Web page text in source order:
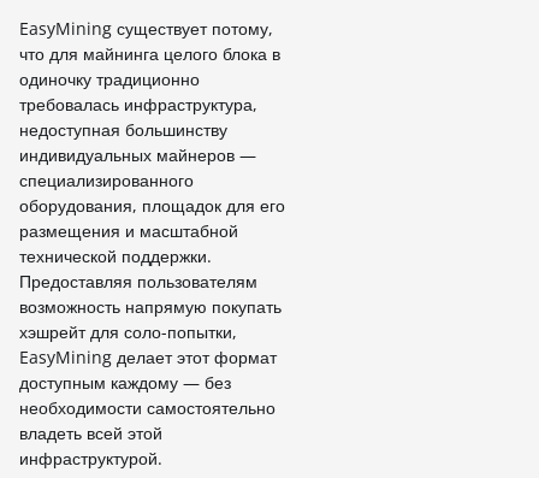
EasyMining существует потому,
что для майнинга целого блока в
одиночку традиционно
требовалась инфраструктура,
недоступная большинству
индивидуальных майнеров —
специализированного
оборудования, площадок для его
размещения и масштабной
технической поддержки.
Предоставляя пользователям
возможность напрямую покупать
хэшрейт для соло-попытки,
EasyMining делает этот формат
доступным каждому — без
необходимости самостоятельно
владеть всей этой
инфраструктурой.